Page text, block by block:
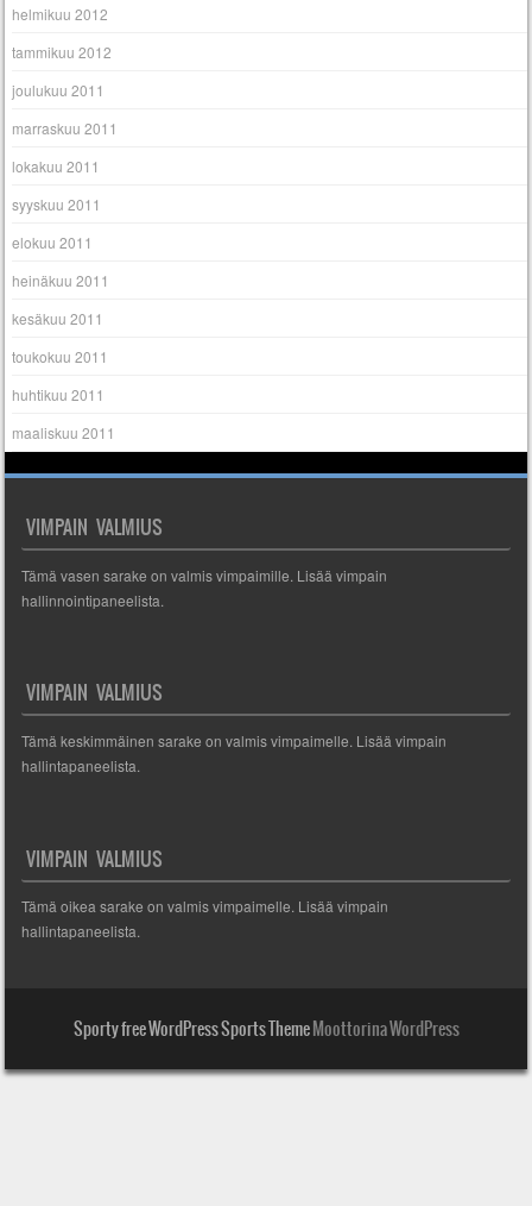
helmikuu 2012
tammikuu 2012
joulukuu 2011
marraskuu 2011
lokakuu 2011
syyskuu 2011
elokuu 2011
heinäkuu 2011
kesäkuu 2011
toukokuu 2011
huhtikuu 2011
maaliskuu 2011
VIMPAIN VALMIUS
Tämä vasen sarake on valmis vimpaimille. Lisää vimpain
hallinnointipaneelista.
VIMPAIN VALMIUS
Tämä keskimmäinen sarake on valmis vimpaimelle. Lisää vimpain
hallintapaneelista.
VIMPAIN VALMIUS
Tämä oikea sarake on valmis vimpaimelle. Lisää vimpain
hallintapaneelista.
Sporty free WordPress Sports ThemeMoottorina WordPress